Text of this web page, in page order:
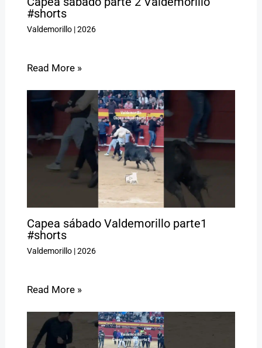
#shorts
Valdemorillo|2026
Read More »
Capea sábado Valdemorillo parte1
#shorts
Valdemorillo|2026
Read More »